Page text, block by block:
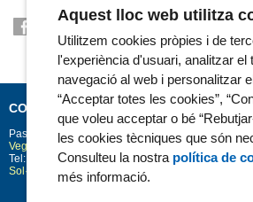
CONTACTE
Passeig Marítim 25-29 Barcelona 08003
Vegeu la situació a Google Maps
Tel: 93 248 30 00 · Fax: 93 248 32 54
Sol·licitud d'informació
Aquest lloc web utilitza
Utilitzem cookies pròpies i de
l'experiència d'usuari, analitzar el
navegació al web i personalitzar
“Acceptar totes les cookies”,
que voleu acceptar o bé
les cookies tècniques que són
Consulteu la nostra política de
més informació.